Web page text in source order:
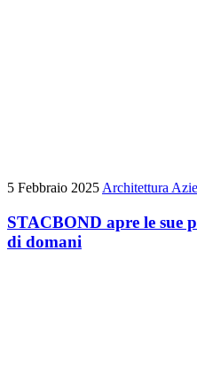
5 Febbraio 2025 Architettura
STACBOND apre le sue
di domani